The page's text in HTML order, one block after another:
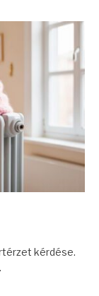
kérdése.